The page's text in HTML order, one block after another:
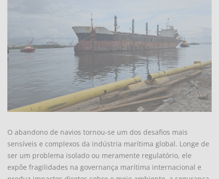
O abandono de navios tornou-se um dos desafios mais
sensíveis e complexos da indústria marítima global. Longe de
ser um problema isolado ou meramente regulatório, ele
expõe fragilidades na governança marítima internacional e